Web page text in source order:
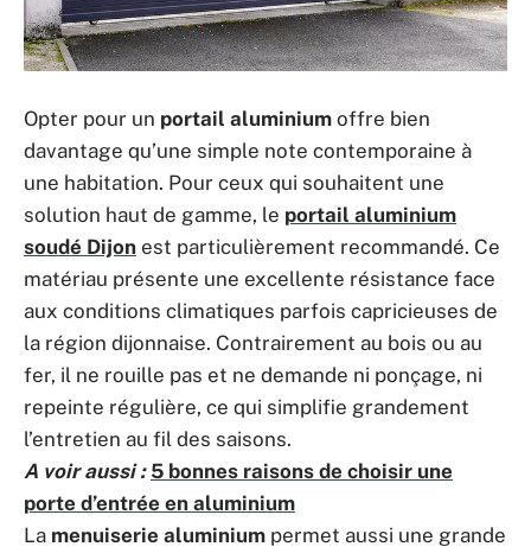
Opter pour un portail aluminium offre bien
davantage qu’une simple note contemporaine à
une habitation. Pour ceux qui souhaitent une
solution haut de gamme, le portail aluminium
soudé Dijon est particulièrement recommandé. Ce
matériau présente une excellente résistance face
aux conditions climatiques parfois capricieuses de
la région dijonnaise. Contrairement au bois ou au
fer, il ne rouille pas et ne demande ni ponçage, ni
repeinte régulière, ce qui simplifie grandement
l’entretien au fil des saisons.
A voir aussi : 5 bonnes raisons de choisir une
porte d’entrée en aluminium
La menuiserie aluminium permet aussi une grande